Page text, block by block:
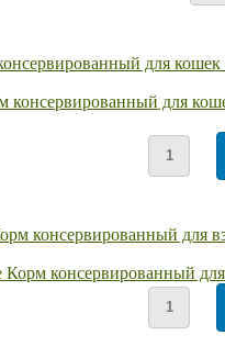
для
консервированный для